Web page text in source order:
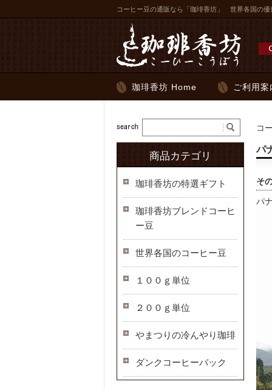
コーヒー豆の通販なら「珈琲香坊」 世界各国の
珈琲香坊 Home ご利用案
コ
パ
そ
パ
商品カテゴリ
珈琲香坊の特選ギフト
珈琲香坊ブレンドコーヒ
ー豆
世界各国のコーヒー豆
１００ｇ単位
２００ｇ単位
やまつりの冷んやり珈琲
ダンクコーヒーバック